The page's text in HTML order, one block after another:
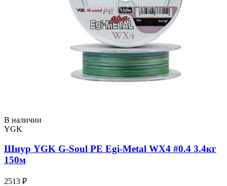
В наличии
YGK
Шнур YGK G-Soul PE Egi-Metal WX4 #0.4 3.4кг
150м
2513 ₽